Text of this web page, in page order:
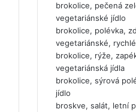
brokolice, pečená
vegetariánské jídlo
brokolice, polévka,
vegetariánské,
brokolice, rýže,
vegetariánská jídla
brokolice, sýrová
jídlo
broskve, salát, letní